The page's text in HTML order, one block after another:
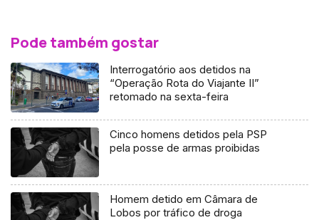
Pode também gostar
Interrogatório aos detidos na
“Operação Rota do Viajante II”
retomado na sexta-feira
Cinco homens detidos pela PSP
pela posse de armas proibidas
Homem detido em Câmara de
Lobos por tráfico de droga